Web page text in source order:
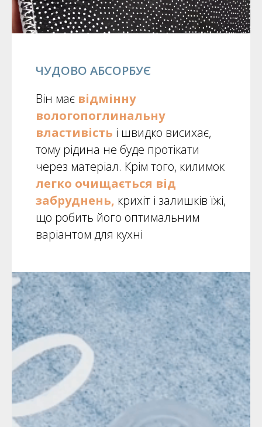
ЧУДОВО АБСОРБУЄ
Він має відмінну
вологопоглинальну
властивість і швидко висихає,
тому рідина не буде протікати
через матеріал. Крім того, килимок
легко очищається від
забруднень, крихіт і залишків їжі,
що робить його оптимальним
варіантом для кухні